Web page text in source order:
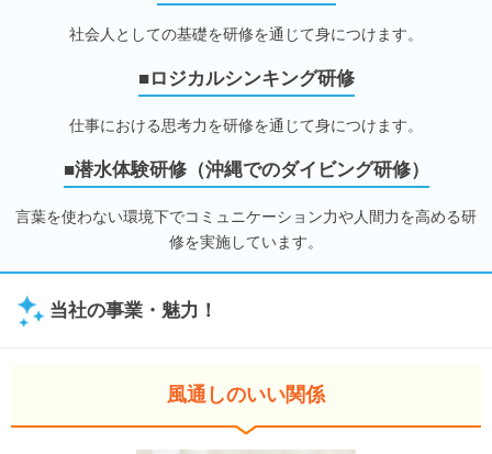
社会人としての基礎を研修を通じて身につけます。
■ロジカルシンキング研修
仕事における思考力を研修を通じて身につけます。
■潜水体験研修（沖縄でのダイビング研修）
言葉を使わない環境下でコミュニケーション力や人間力を高める研
修を実施しています。
当社の事業・魅力！
風通しのいい関係